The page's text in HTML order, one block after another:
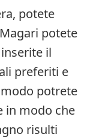
potete
potete
il
preferiti e
potrete
in modo che
risulti